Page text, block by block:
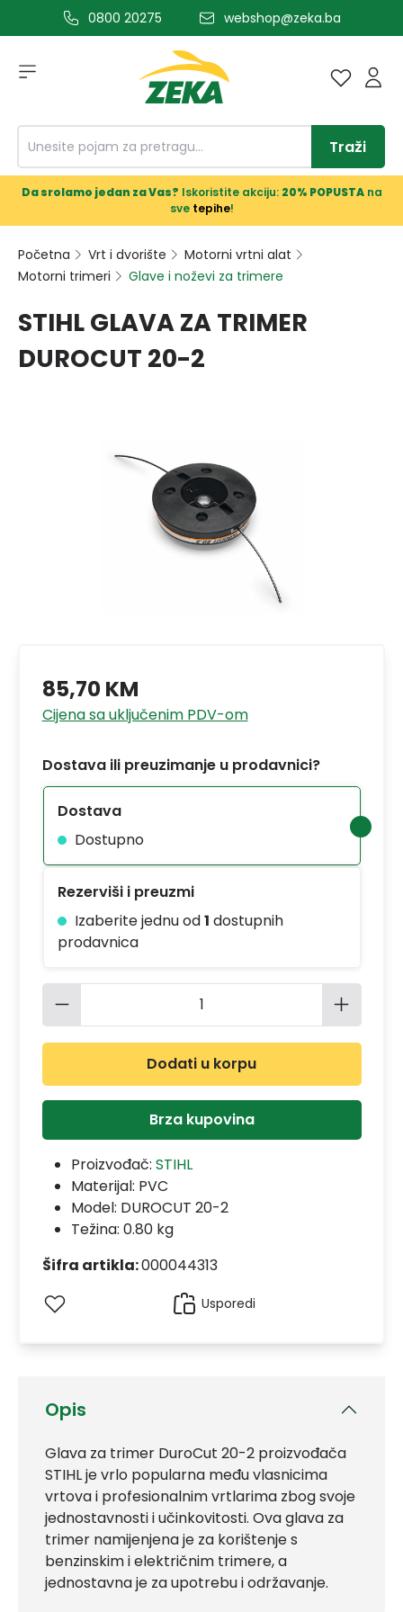
glavni sadržaj0800 20275 webshop@zeka.ba
Traži
Da srolamo jedan za Vas? Iskoristite akciju: 20% POPUSTAna
sve tepihe!
Početna Vrt i dvorište
Motorni vrtni alat
Motorni trimeri
Glave i noževi za trimere
STIHL GLAVA ZA TRIMER
DUROCUT 20-2
Opis
Glava za trimer DuroCut 20-2 proizvođača
STIHL je vrlo popularna među vlasnicima
vrtova i profesionalnim vrtlarima zbog svoje
jednostavnosti i učinkovitosti. Ova glava za
trimer namijenjena je za korištenje s
benzinskim i električnim trimere, a
jednostavna je za upotrebu i održavanje.
85,70 KM
Cijena sa uključenim PDV-om
Dostava ili preuzimanje u prodavnici?
Dostava
Dostupno
Rezerviši i preuzmi
Izaberite jednu od1 dostupnih
prodavnica
Količina proizvoda: Unesite
Dodati u korpu
Brza kupovina
Proizvođač: STIHL
Materijal: PVC
Model: DUROCUT 20-2
Težina: 0.80 kg
Šifra artikla:000044313
Usporedi